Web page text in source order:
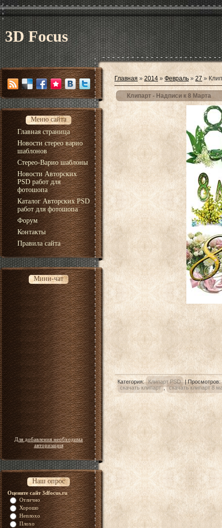
3D Focus
Меню сайта
Главная страница
Новости стерео варио
шаблонов
Стерео-Варио шаблоны
Новости Авторских
PSD работ для
фотошопа
Каталог Авторских PSD
работ для фотошопа
Форум
Контакты
Правила сайта
Мини-чат
Для добавления необходима
авторизация
Наш опрос
Оцените сайт 3dfocus.ru
Отлично
Хорошо
Неплохо
Плохо
Главная » 2014 » Февраль » 27 »
Клипарт - Надписи к 8 Марта
Категория: Клипарт PSD |Просмотров:
скачать клипарт , скачать клипарт 8